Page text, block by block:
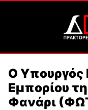
Ο Υπουργός
Εμπορίου
Φανάρι